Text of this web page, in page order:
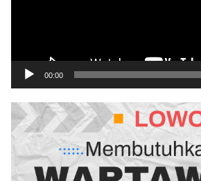
00:00